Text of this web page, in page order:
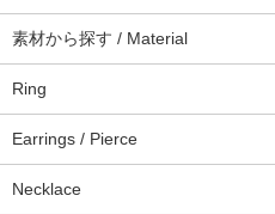
素材から探す / Material
Ring
Earrings / Pierce
Necklace